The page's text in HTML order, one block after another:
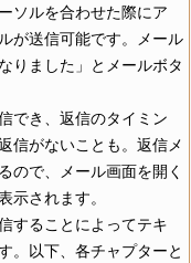
ソルを合わせた際にア
が送信可能です。メール
りました」とメールボタ
でき、返信のタイミン
信がないことも。返信メ
ので、メール画面を開く
示されます。
することによってテキ
。以下、各チャプターと